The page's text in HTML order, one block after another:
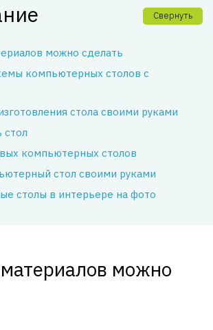
Свернуть
можно сделать
компьютерных столов с
стола своими руками
стол
компьютерных столов
стол своими руками
столы в интерьере на фото
можно